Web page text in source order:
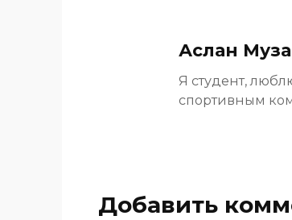
Аслан
Я студент,
спортивным
Добавить